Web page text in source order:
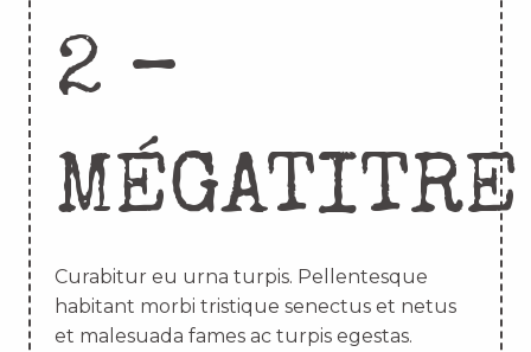
2 –
MÉGATITRE
Curabitur eu urna turpis. Pellentesque
habitant morbi tristique senectus et netus
et malesuada fames ac turpis egestas.